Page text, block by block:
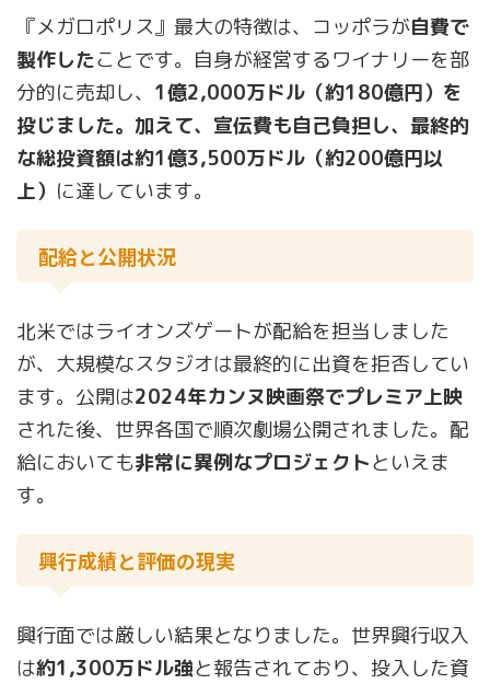
『メガロポリス』最大の特徴は、コッポラが自費で
製作したことです。自身が経営するワイナリーを部
分的に売却し、 1億2,000万ドル（約180億円）を
投じました。加えて、宣伝費も自己負担し、最終的
な総投資額は約1億3,500万ドル（約200億円以
上） に達しています。
配給と公開状況
北米ではライオンズゲートが配給を担当しました
が、大規模なスタジオは最終的に出資を拒否してい
ます。公開は2024年カンヌ映画祭でプレミア上映
された後、世界各国で順次劇場公開されました。配
給においても非常に異例なプロジェクトといえま
す。
興行成績と評価の現実
興行面では厳しい結果となりました。世界興行収入
は約1,300万ドル強と報告されており、投入した資